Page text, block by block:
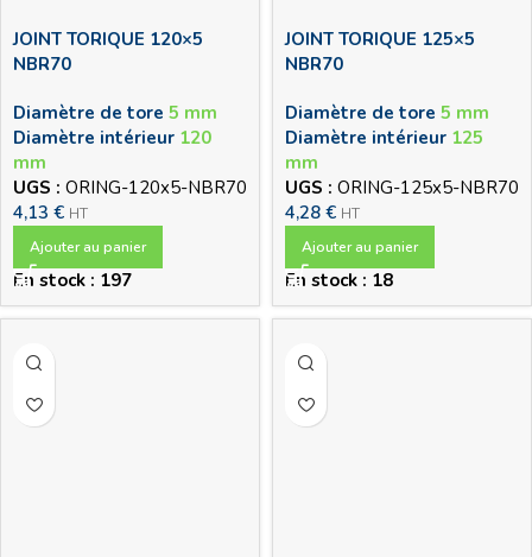
JOINT TORIQUE 120×5
NBR70
Diamètre de tore 5 mm
Diamètre intérieur 120
mm
UGS : ORING-120x5-NBR70
4,13 € HT
Ajouter au panier
En stock : 197
JOINT TORIQUE 125×5
NBR70
Diamètre de tore 5 mm
Diamètre intérieur 125
mm
UGS : ORING-125x5-NBR70
4,28 € HT
Ajouter au panier
En stock : 18